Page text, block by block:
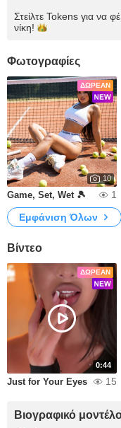
Στείλτε Tokens για να
νίκη!
Φωτογραφίες
ΔΩΡΕΆΝ
10
Game, Set, Wet 🎾 1
Εμφάνιση Όλων
Βίντεο
ΔΩΡΕΆΝ
0:44
Just for Your Eyes 15
Βιογραφικό